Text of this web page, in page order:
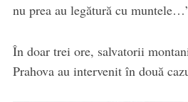
nu prea au legătură cu
În doar trei ore, salvatorii
Prahova au intervenit în două